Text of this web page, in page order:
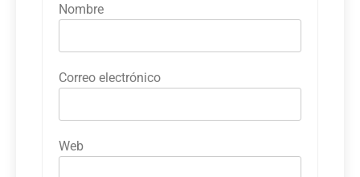
Nombre
Correo electrónico
Web